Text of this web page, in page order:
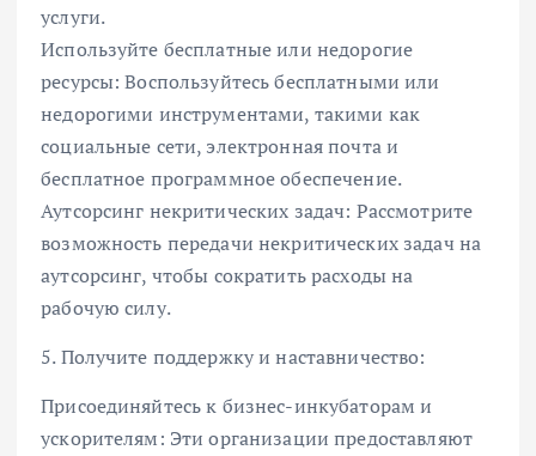
услуги.
Используйте бесплатные или недорогие
ресурсы: Воспользуйтесь бесплатными или
недорогими инструментами, такими как
социальные сети, электронная почта и
бесплатное программное обеспечение.
Аутсорсинг некритических задач: Рассмотрите
возможность передачи некритических задач на
аутсорсинг, чтобы сократить расходы на
рабочую силу.
5. Получите поддержку и наставничество:
Присоединяйтесь к бизнес-инкубаторам и
ускорителям: Эти организации предоставляют